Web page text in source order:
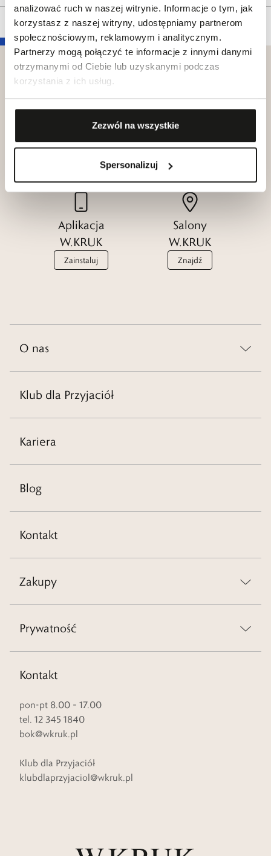
analizować ruch w naszej witrynie. Informacje o tym, jak
korzystasz z naszej witryny, udostępniamy partnerom
społecznościowym, reklamowym i analitycznym.
Partnerzy mogą połączyć te informacje z innymi danymi
otrzymanymi od Ciebie lub uzyskanymi podczas
korzystania z ich usług.
Zezwól na wszystkie
Spersonalizuj
Klub dla
Przyjaciół
W.KRUK
Katalogi
W.KRUK
Aplikacja
W.KRUK
Zainstaluj
Salony
W.KRUK
Znajdź
O nas
Klub dla Przyjaciół
Kariera
Blog
Kontakt
Zakupy
Prywatność
Kontakt
pon-pt 8.00 – 17.00
tel. 12 345 1840
bok@wkruk.pl
Klub dla Przyjaciół
klubdlaprzyjaciol@wkruk.pl